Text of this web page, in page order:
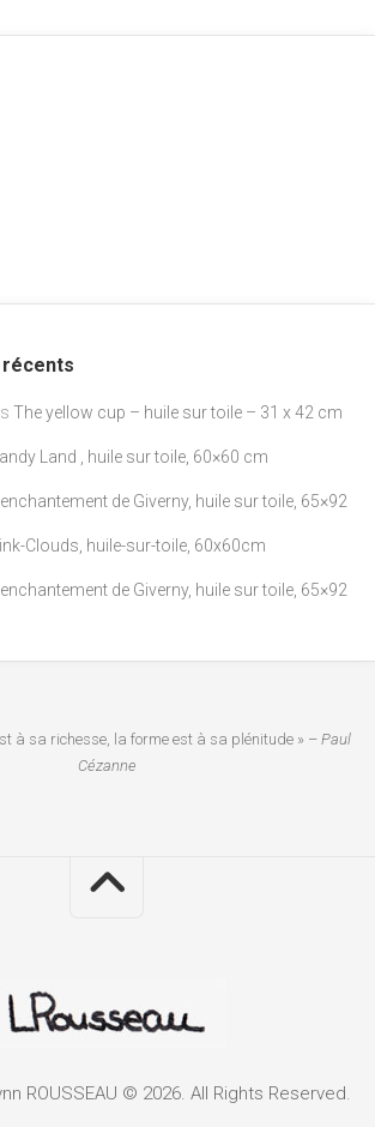
The yellow cup – huile sur toile – 31 x 42 cm
Land , huile sur toile, 60×60 cm
de Giverny, huile sur toile, 65×92
Clouds, huile-sur-toile, 60x60cm
de Giverny, huile sur toile, 65×92
à sa richesse, la forme est à sa plénitude » – Paul
Cézanne
ROUSSEAU © 2026. All Rights Reserved.